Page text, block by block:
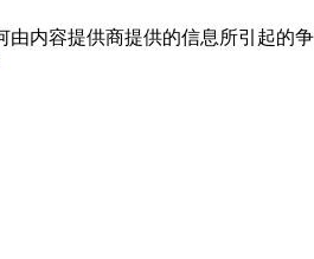
由内容提供商提供的信息所引起的